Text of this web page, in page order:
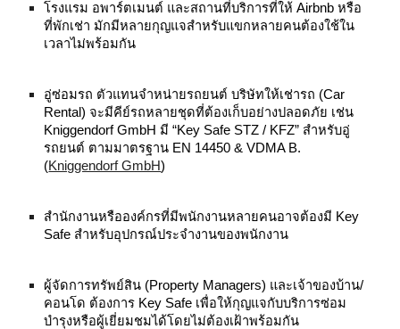
โรงแรม อพาร์ตเมนต์ และสถานที่บริการที่ให้ Airbnb หรือ
ที่พักเช่า มักมีหลายกุญแจสำหรับแขกหลายคนต้องใช้ใน
เวลาไม่พร้อมกัน
อู่ซ่อมรถ ตัวแทนจำหน่ายรถยนต์ บริษัทให้เช่ารถ (Car
Rental) จะมีคีย์รถหลายชุดที่ต้องเก็บอย่างปลอดภัย เช่น
Kniggendorf GmbH มี “Key Safe STZ / KFZ” สำหรับอู่
รถยนต์ ตามมาตรฐาน EN 14450 & VDMA B.
(Kniggendorf GmbH)
สำนักงานหรือองค์กรที่มีพนักงานหลายคนอาจต้องมี Key
Safe สำหรับอุปกรณ์ประจำงานของพนักงาน
ผู้จัดการทรัพย์สิน (Property Managers) และเจ้าของบ้าน/
คอนโด ต้องการ Key Safe เพื่อให้กุญแจกับบริการซ่อม
บำรุงหรือผู้เยี่ยมชมได้โดยไม่ต้องเฝ้าพร้อมกัน